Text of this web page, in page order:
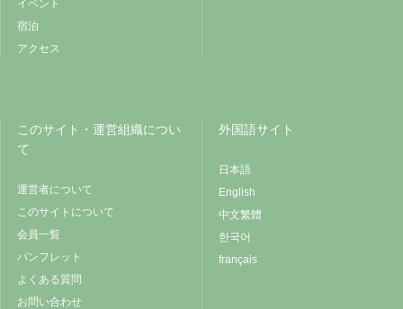
イベント
宿泊
アクセス
このサイト・運営組織につい
て
運営者について
このサイトについて
会員一覧
パンフレット
よくある質問
お問い合わせ
外国語サイト
日本語
English
中文繁體
한국어
français